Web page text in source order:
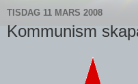
TISDAG 11 MARS 2008
Kommunism